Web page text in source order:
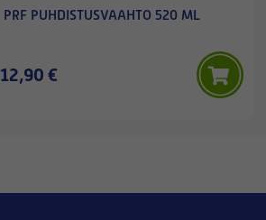
PRF PUHDISTUSVAAHTO 520 ML
12,90 €